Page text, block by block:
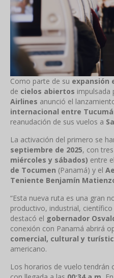
Como parte de su expansión
de cielos abiertos impulsada
Airlines anunció el
internacional entre
reanudación de sus vuelos a
La activación del primero se
septiembre de 2025, con
miércoles y sábados) entre el
de Tocumen (Panamá) y el
Teniente Benjamín
“Esta nueva ruta es una gran
productivo, industrial,
destacó el gobernador
conexión con Panamá abrirá
comercial, cultural y
americano.
Los horarios de vuelo tendrán